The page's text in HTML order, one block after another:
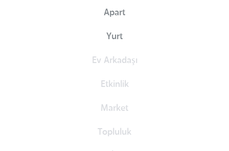
Apart
Yurt
Ev Arkadaşı
Etkinlik
Market
Topluluk